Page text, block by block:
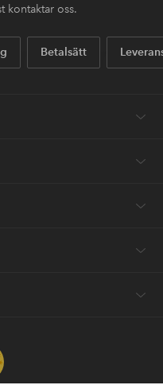
kontaktar oss.
Betalsätt